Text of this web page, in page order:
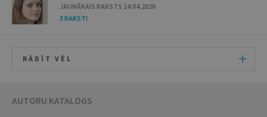
JAUNĀKAIS RAKSTS 14.04.2026
3 RAKSTI
RĀDĪT VĒL
AUTORU KATALOGS